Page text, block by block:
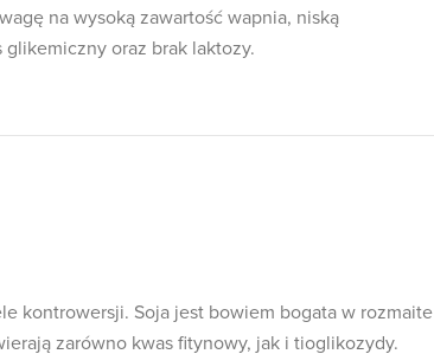
na wysoką zawartość wapnia, niską
oraz brak laktozy.
kontrowersji. Soja jest bowiem bogata w rozmaite
zarówno kwas fitynowy, jak i tioglikozydy.